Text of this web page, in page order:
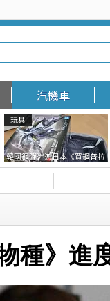
汽機車
玩具
韓國鋼彈迷遊日本《買鋼普拉
塞不進行李箱》網友們集思廣
種》進